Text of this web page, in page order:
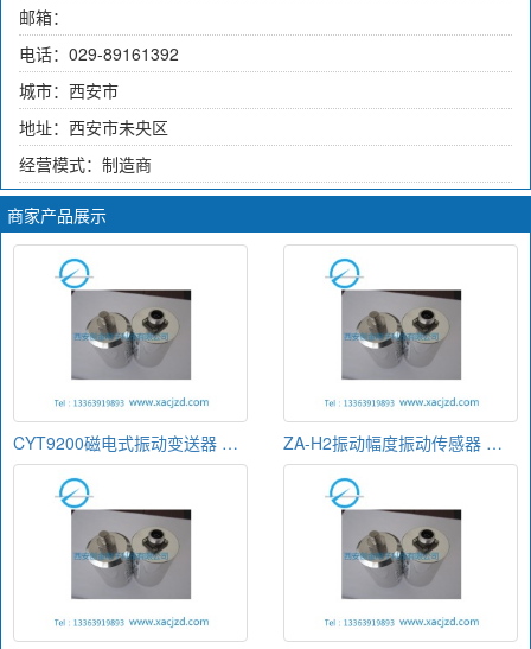
邮箱：
电话：029-89161392
城市：西安市
地址：西安市未央区
经营模式：制造商
商家产品展示
CYT9200磁电式振动变送器 振动烈度传感器生产厂家 ZA-H2振动幅度振动传感器 一体式振动变送器首选西安创金